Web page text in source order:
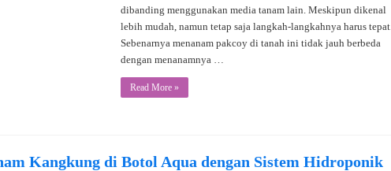
dibanding menggunakan media tanam lain. Meskipun dikenal
lebih mudah, namun tetap saja langkah-langkahnya harus tepat.
Sebenarnya menanam pakcoy di tanah ini tidak jauh berbeda
dengan menanamnya …
Read More »
Kangkung di Botol Aqua dengan Sistem Hidroponik